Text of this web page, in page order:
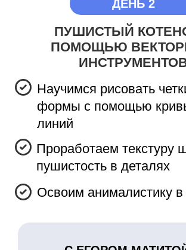
С ЕГОРОМ МАТИТОЙ И
АННОЙ ФЕДОСЕЕВОЙ
Научимся передавать текстуру
шерсти простым карандашом
на планшете
Перенесем рисунок на планшет